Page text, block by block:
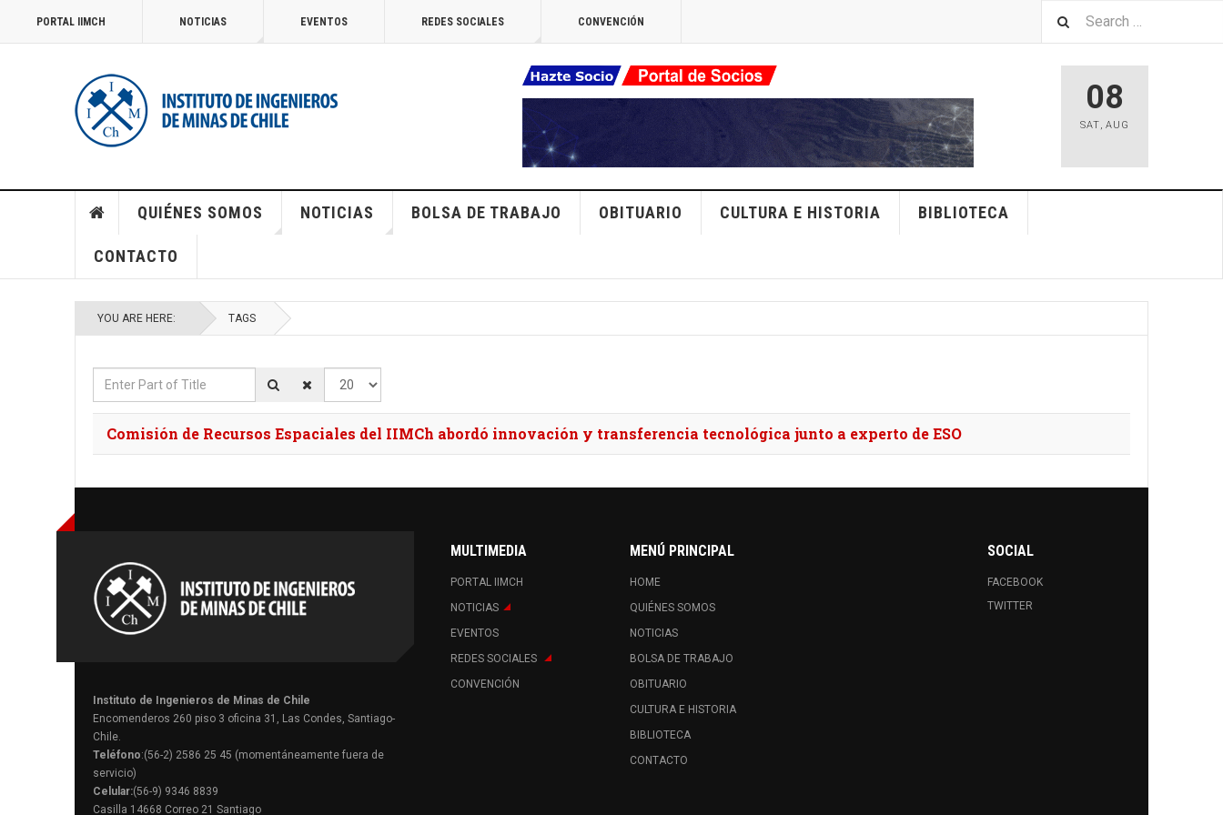
PORTAL IIMCH NOTICIAS EVENTOS REDES SOCIALES CONVENCIÓN
08
SAT, AUG
QUIÉNES SOMOS NOTICIAS BOLSA DE TRABAJO OBITUARIO CULTURA E HISTORIA BIBLIOTECA
CONTACTO
YOU ARE HERE: TAGS
Enter Part of Title Display #
Comisión de Recursos Espaciales del IIMCh abordó innovación y transferencia tecnológica junto a experto de ESO
Instituto de Ingenieros de Minas de Chile
Encomenderos 260 piso 3 oficina 31, Las Condes, Santiago-
Chile.
Teléfono:(56-2) 2586 25 45 (momentáneamente fuera de
servicio)
Celular:(56-9) 9346 8839
Casilla 14668 Correo 21 Santiago
MULTIMEDIA
PORTAL IIMCH
NOTICIAS
EVENTOS
REDES SOCIALES
CONVENCIÓN
MENÚ PRINCIPAL
HOME
QUIÉNES SOMOS
NOTICIAS
BOLSA DE TRABAJO
OBITUARIO
CULTURA E HISTORIA
BIBLIOTECA
CONTACTO
SOCIAL
FACEBOOK
TWITTER